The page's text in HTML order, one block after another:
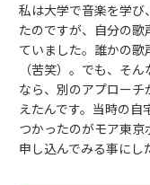
私は大学で音楽を学び
たのですが、自分の
ていました。誰かの
（苦笑）。でも、そ
なら、別のアプロー
えたんです。当時の
つかったのがモア東
申し込んでみる事にし